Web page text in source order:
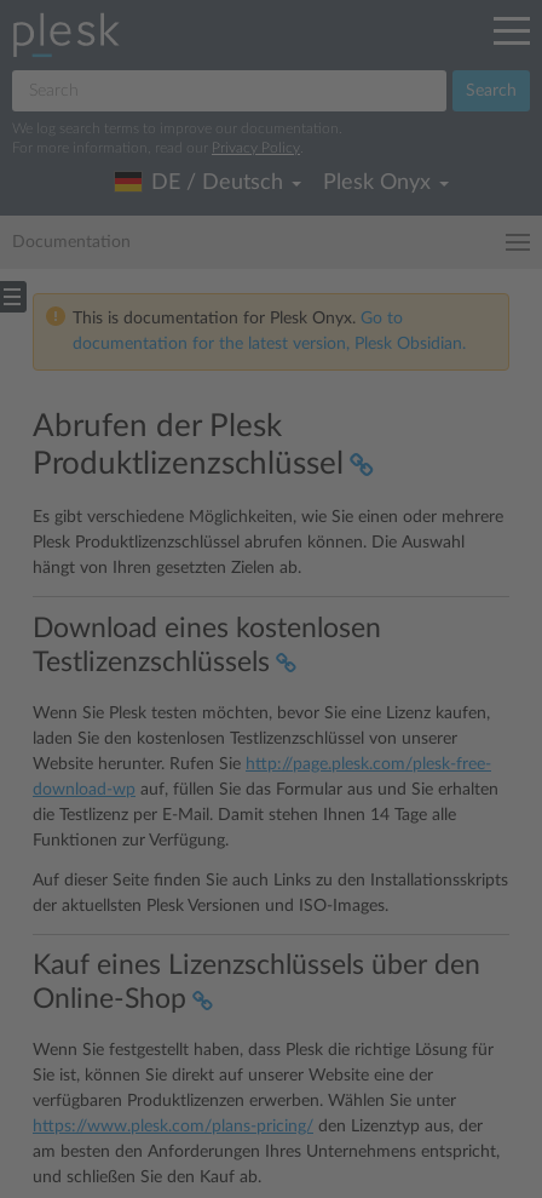
Search
We log search terms to improve our documentation.
For more information, read our
Privacy Policy
DE / Deutsch Plesk Onyx
Documentation
This is documentation for Plesk Onyx. Go to
documentation for the latest version, Plesk Obsidian.
Abrufen der Plesk
Produktlizenzschlüssel
Es gibt verschiedene Möglichkeiten, wie Sie einen oder mehrere
Plesk Produktlizenzschlüssel abrufen können. Die Auswahl
hängt von Ihren gesetzten Zielen ab.
Download eines kostenlosen
Testlizenzschlüssels
Wenn Sie Plesk testen möchten, bevor Sie eine Lizenz kaufen,
laden Sie den kostenlosen Testlizenzschlüssel von unserer
Website herunter. Rufen Sie http://page.plesk.com/plesk-free-
download-wp auf, füllen Sie das Formular aus und Sie erhalten
die Testlizenz per E-Mail. Damit stehen Ihnen 14 Tage alle
Funktionen zur Verfügung.
Auf dieser Seite finden Sie auch Links zu den Installationsskripts
der aktuellsten Plesk Versionen und ISO-Images.
Kauf eines Lizenzschlüssels über den
Online-Shop
Wenn Sie festgestellt haben, dass Plesk die richtige Lösung für
Sie ist, können Sie direkt auf unserer Website eine der
verfügbaren Produktlizenzen erwerben. Wählen Sie unter
https://www.plesk.com/plans-pricing/ den Lizenztyp aus, der
am besten den Anforderungen Ihres Unternehmens entspricht,
und schließen Sie den Kauf ab.